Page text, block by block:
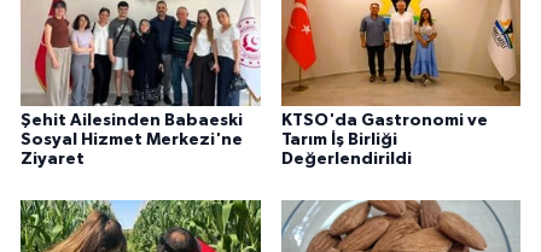
Şehit Ailesinden Babaeski
Sosyal Hizmet Merkezi'ne
Ziyaret
KTSO'da Gastronomi ve
Tarım İş Birliği
Değerlendirildi